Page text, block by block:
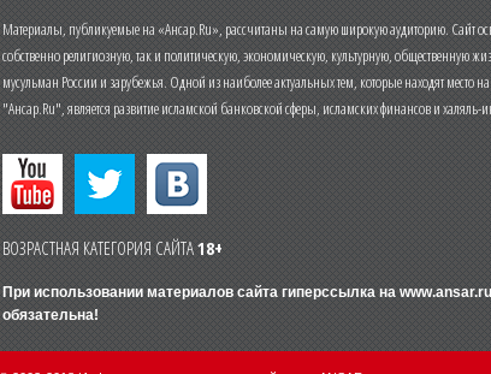
Материалы, публикуемые на «Ансар.Ru», рассчитаны на самую широкую аудиторию. Сайт
собственно религиозную, так и политическую, экономическую, культурную, общественную
мусульман России и зарубежья. Одной из наиболее актуальных тем, которые находят место
"Ансар.Ru", является развитие исламской банковской сферы, исламских финансов и халяль-
ВОЗРАСТНАЯ КАТЕГОРИЯ САЙТА18+
При использовании материалов сайта гиперссылка на www.ansar.ru
обязательна!